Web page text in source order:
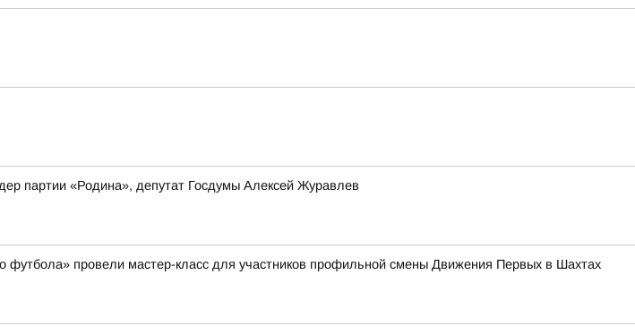
партии «Родина», депутат Госдумы Алексей Журавлев
футбола» провели мастер-класс для участников профильной смены Движения Первых в Шахтах